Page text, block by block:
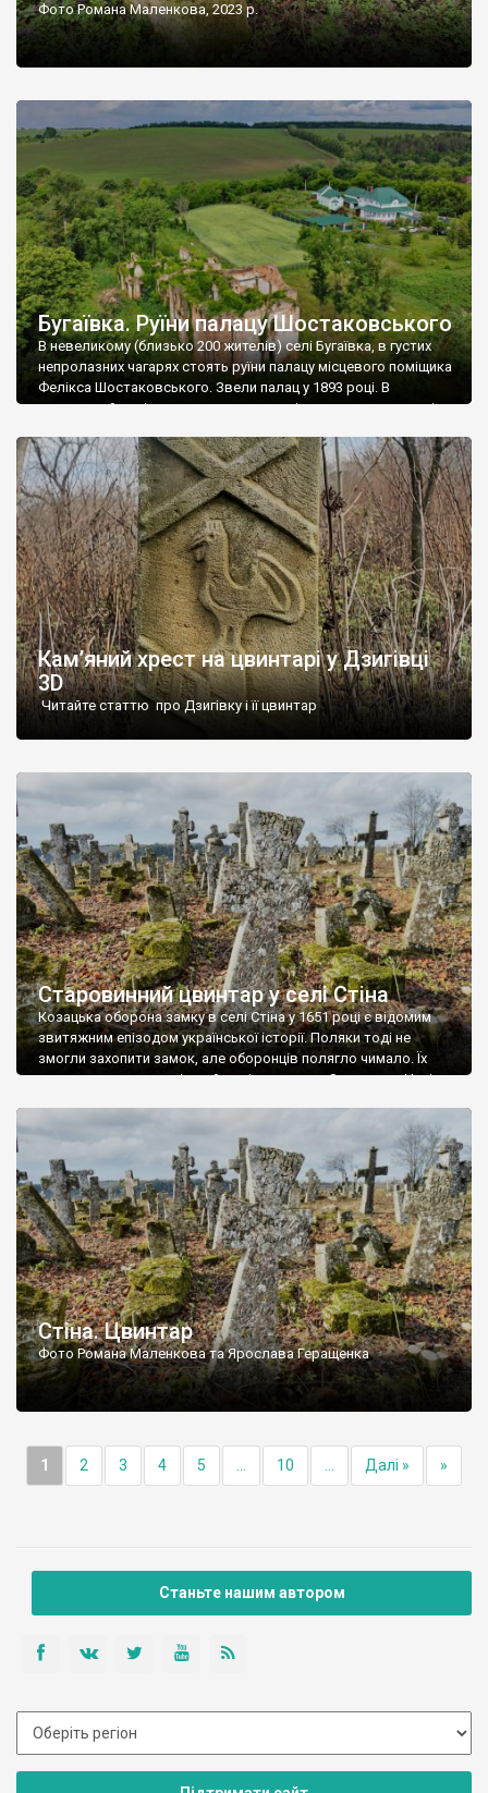
Фото Романа Маленкова, 2023 р.
Бугаївка. Руїни палацу Шостаковського
В невеликому (близько 200 жителів) селі Бугаївка, в густих
непролазних чагарях стоять руїни палацу місцевого поміщика
Фелікса Шостаковського. Звели палац у 1893 році. В
радянський період у ньому спочатку містилася школа, потім
століття тут розмістили туберкульозну лікарню. Коли із
палацу виїхала лікарня – ми точно не […]
Кам’яний хрест на цвинтарі у Дзигівці
3D
Читайте статтю про Дзигівку і її цвинтар
Старовинний цвинтар у селі Стіна
Козацька оборона замку в селі Стіна у 1651 році є відомим
звитяжним епізодом української історії. Поляки тоді не
змогли захопити замок, але оборонців полягло чимало. Їх
поховали на цвинтарі, який тоді називався Замковим. Нині на
ньому чимало хрестів 19 століття, є такі, де епітафії стер […]
Стіна. Цвинтар
Фото Романа Маленкова та Ярослава Геращенка
1 2 3 4 5 10 Далі » »
Станьте нашим автором